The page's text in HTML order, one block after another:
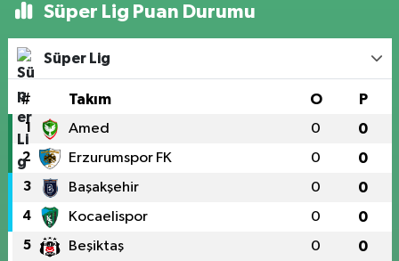
Süper Lig Puan Durumu
Süper Lig
# Takım O P
1 Amed 0 0
2 Erzurumspor FK 0 0
3 Başakşehir 0 0
4 Kocaelispor 0 0
5 Beşiktaş 0 0